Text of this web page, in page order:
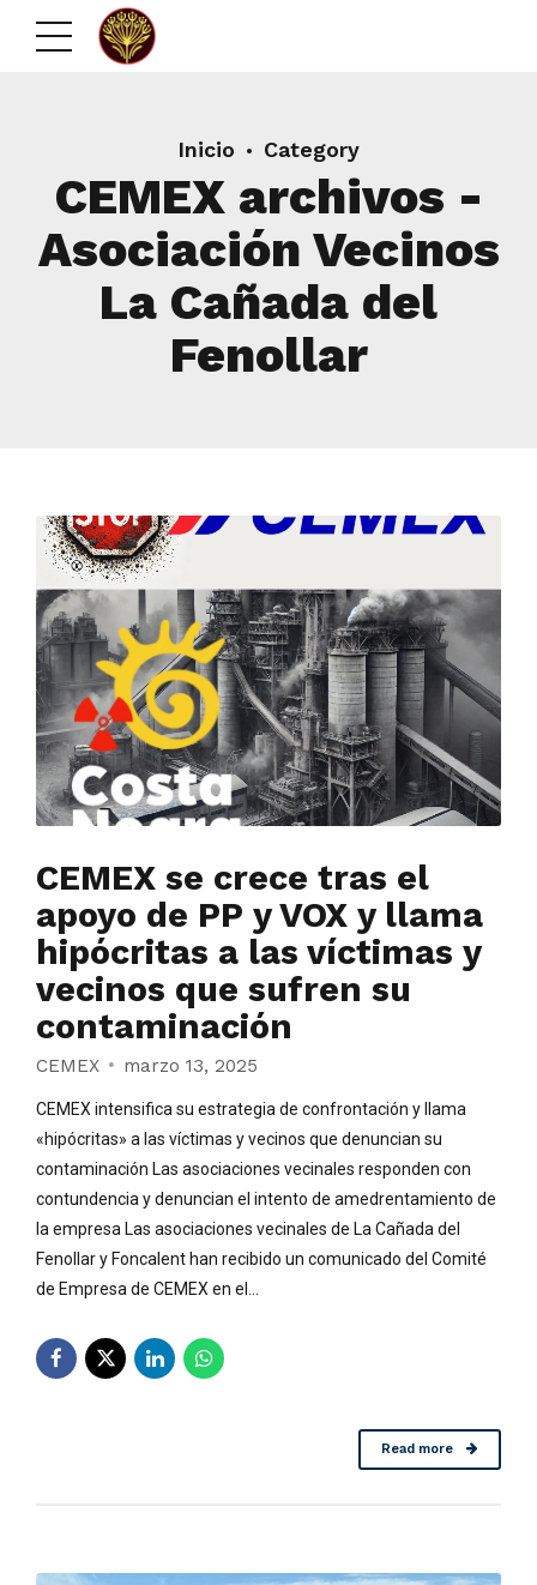
Inicio Category
CEMEX archivos -
Asociación Vecinos
La Cañada del
Fenollar
CEMEX se crece tras el
apoyo de PP y VOX y llama
hipócritas a las víctimas y
vecinos que sufren su
contaminación
CEMEX marzo 13, 2025
CEMEX intensifica su estrategia de confrontación y llama
«hipócritas» a las víctimas y vecinos que denuncian su
contaminación Las asociaciones vecinales responden con
contundencia y denuncian el intento de amedrentamiento de
la empresa Las asociaciones vecinales de La Cañada del
Fenollar y Foncalent han recibido un comunicado del Comité
de Empresa de CEMEX en el...
Read more